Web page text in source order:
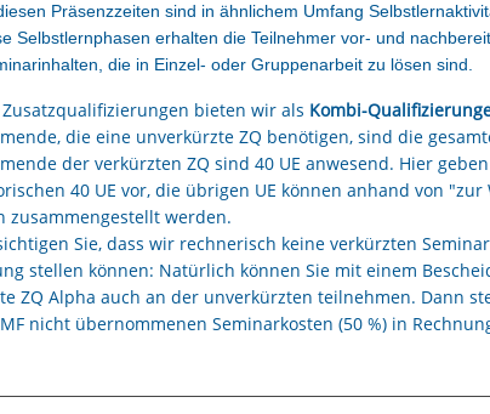
Präsenzzeiten sind in ähnlichem Umfang
Selbstlernphasen erhalten die Teilnehmer vor- und
die in Einzel- oder Gruppenarbeit zu lösen sind.
Zusatzqualifizierungen bieten wir als Kombi-
die eine unverkürzte ZQ benötigen, sind die
der verkürzten ZQ sind 40 UE anwesend. Hier
40 UE vor, die übrigen UE können anhand von
zusammengestellt werden.
Sie, dass wir rechnerisch keine verkürzten
stellen können: Natürlich können Sie mit einem
ZQ Alpha auch an der unverkürzten teilnehmen. Dann
nicht übernommenen Seminarkosten (50 %) in